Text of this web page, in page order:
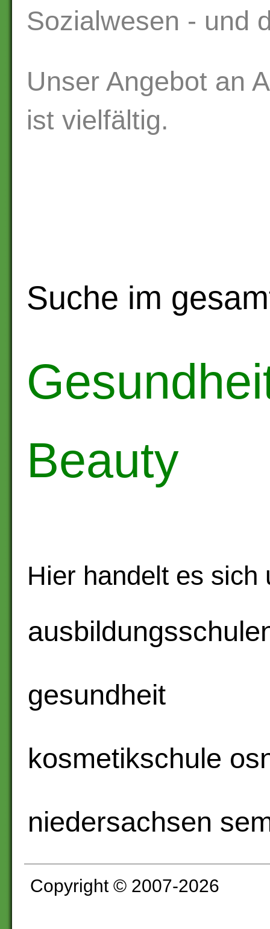
Sozialwesen - und
Unser Angebot an
ist vielfältig.
Suche im
Beauty
Hier handelt es sich
gesundheit
kosmetikschule
niedersachsen
Copyright © 2007-2026